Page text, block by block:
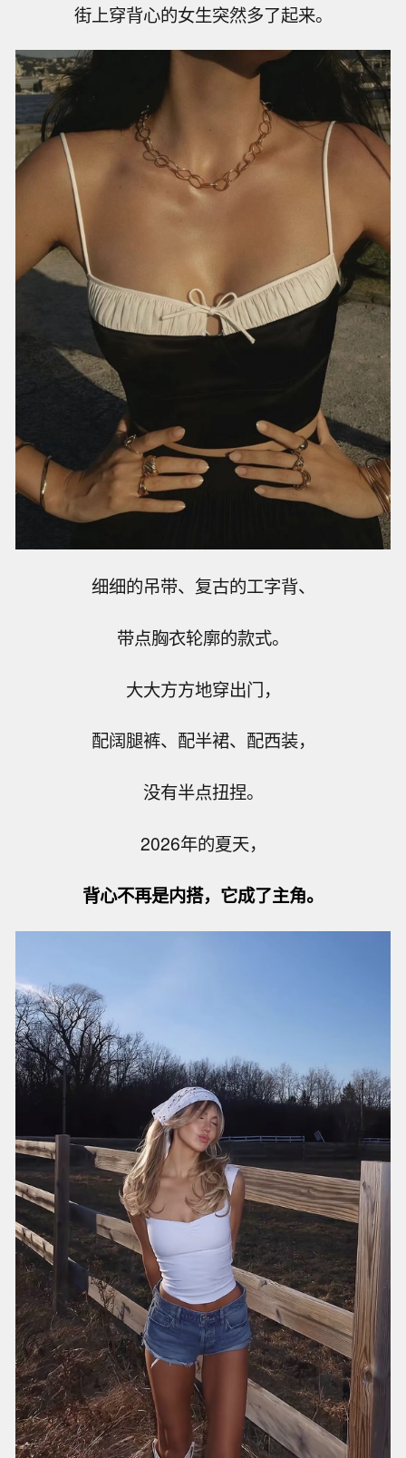
街上穿背心的女生突然多了起来。
细细的吊带、复古的工字背、
带点胸衣轮廓的款式。
大大方方地穿出门，
配阔腿裤、配半裙、配西装，
没有半点扭捏。
2026年的夏天，
背心不再是内搭，它成了主角。